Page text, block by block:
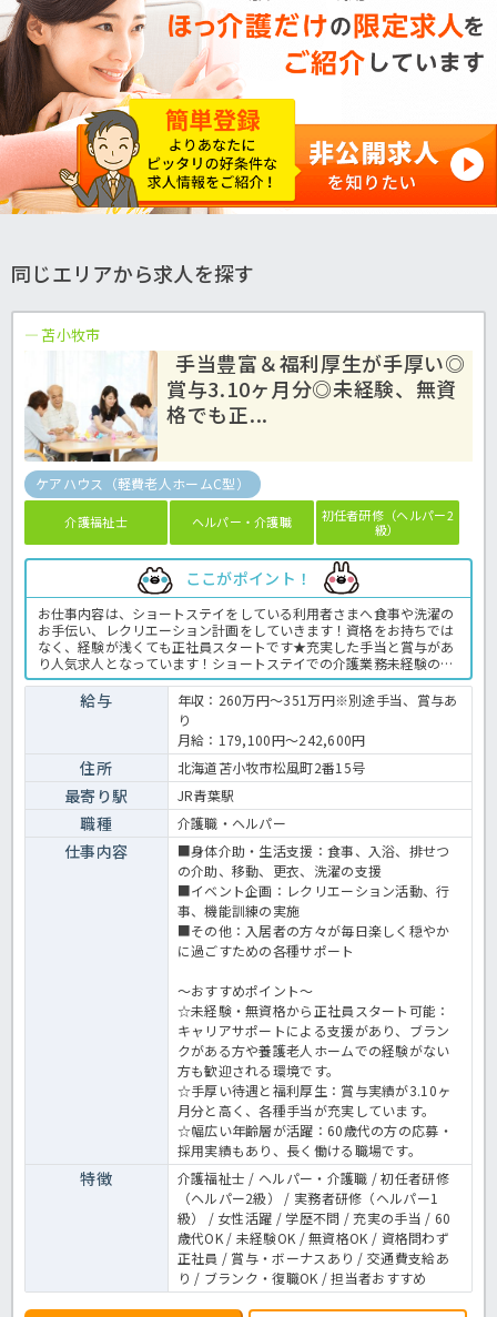
同じエリアから求人を探す
苫小牧市
手当豊富＆福利厚生が手厚い◎
賞与3.10ヶ月分◎未経験、無資
格でも正...
ケアハウス（軽費老人ホームC型）
介護福祉士 ヘルパー・介護職
初任者研修（ヘルパー2
級）
ここがポイント！
お仕事内容は、ショートステイをしている利用者さまへ食事や洗濯の
お手伝い、レクリエーション計画をしていきます！資格をお持ちでは
なく、経験が浅くても正社員スタートです★充実した手当と賞与があ
り人気求人となっています！ショートステイでの介護業務未経験の方
も歓迎中ですので、たくさんのお問い合わせをほっ介護までお待ちし
ています◎養護老人ホームでの介護業務全般です！ ＜介護職 正職
員 養護老人ホームの求人＞
給与
年収：260万円～351万円※別途手当、賞与あ
り
月給：179,100円～242,600円
住所 北海道苫小牧市松風町2番15号
最寄り駅 JR青葉駅
職種 介護職・ヘルパー
仕事内容
■身体介助・生活支援：食事、入浴、排せつ
の介助、移動、更衣、洗濯の支援
■イベント企画：レクリエーション活動、行
事、機能訓練の実施
■その他：入居者の方々が毎日楽しく穏やか
に過ごすための各種サポート
～おすすめポイント～
☆未経験・無資格から正社員スタート可能：
キャリアサポートによる支援があり、ブラン
クがある方や養護老人ホームでの経験がない
方も歓迎される環境です。
☆手厚い待遇と福利厚生：賞与実績が3.10ヶ
月分と高く、各種手当が充実しています。
☆幅広い年齢層が活躍：60歳代の方の応募・
採用実績もあり、長く働ける職場です。
特徴
介護福祉士 / ヘルパー・介護職 / 初任者研修
（ヘルパー2級） / 実務者研修（ヘルパー1
級） / 女性活躍 / 学歴不問 / 充実の手当 / 60
歳代OK / 未経験OK / 無資格OK / 資格問わず
正社員 / 賞与・ボーナスあり / 交通費支給あ
り / ブランク・復職OK / 担当者おすすめ